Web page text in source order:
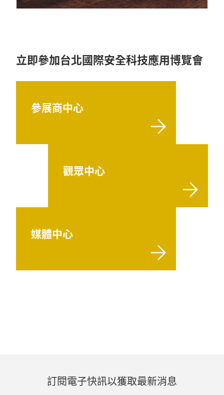
立即參加台北國際安全科技應用博覽會
參展商中心
觀眾中心
媒體中心
訂閱電子快訊以獲取最新消息